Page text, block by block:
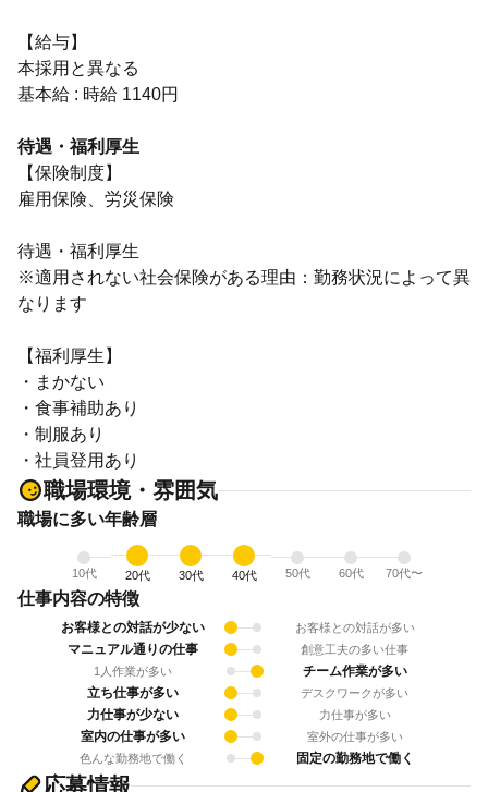
【給与】
本採用と異なる
基本給 : 時給 1140円
待遇・福利厚生
【保険制度】
雇用保険、労災保険
待遇・福利厚生
※適用されない社会保険がある理由：勤務状況によって異
なります
【福利厚生】
・まかない
・食事補助あり
・制服あり
・社員登用あり
職場環境・雰囲気
職場に多い年齢層
10代 20代 30代 40代 50代 60代 70代〜
仕事内容の特徴
お客様との対話が少ない お客様との対話が多い
マニュアル通りの仕事
創意工夫の多い仕事
1人作業が多い
チーム作業が多い
立ち仕事が多い
デスクワークが多い
力仕事が少ない 力仕事が多い
室内の仕事が多い
室外の仕事が多い
色んな勤務地で働く
固定の勤務地で働く
応募情報